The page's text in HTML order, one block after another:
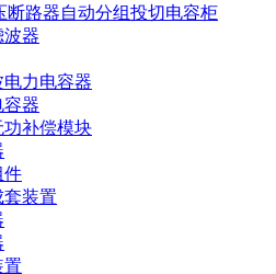
断路器自动分组投切电容柜
波器
力电容器
容器
功补偿模块
件
装置
置